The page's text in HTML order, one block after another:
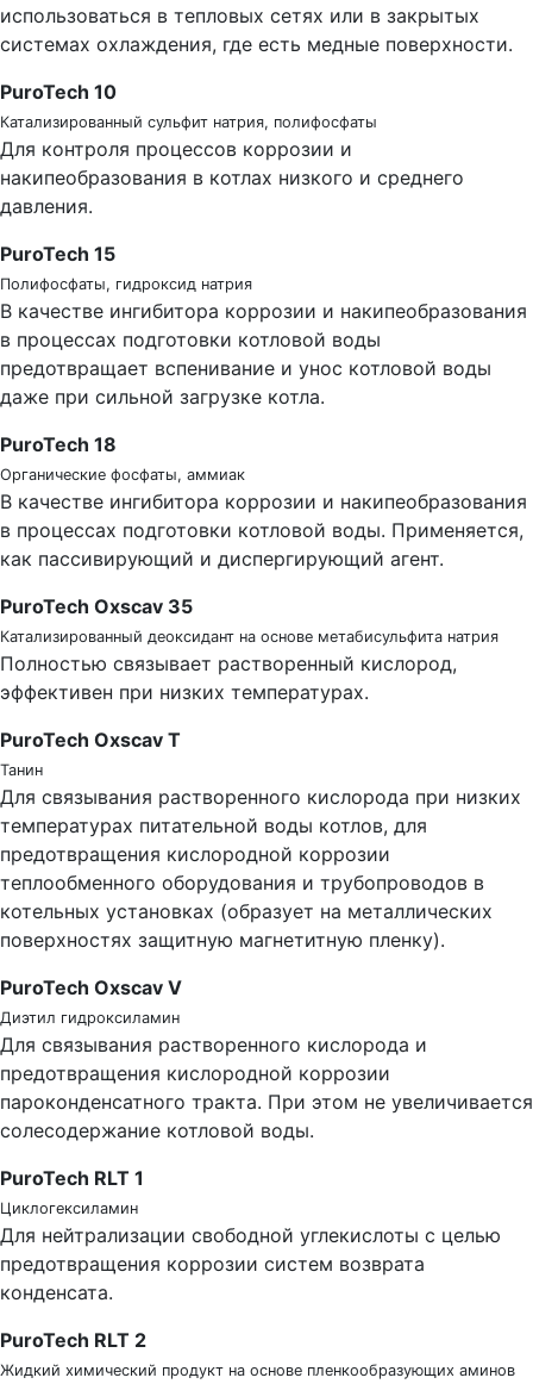
использоваться в тепловых сетях или в закрытых
системах охлаждения, где есть медные поверхности.
PuroTech 10
Катализированный сульфит натрия, полифосфаты
Для контроля процессов коррозии и
накипеобразования в котлах низкого и среднего
давления.
PuroTech 15
Полифосфаты, гидроксид натрия
В качестве ингибитора коррозии и накипеобразования
в процессах подготовки котловой воды
предотвращает вспенивание и унос котловой воды
даже при сильной загрузке котла.
PuroTech 18
Органические фосфаты, аммиак
В качестве ингибитора коррозии и накипеобразования
в процессах подготовки котловой воды. Применяется,
как пассивирующий и диспергирующий агент.
PuroTech Oxscav 35
Катализированный деоксидант на основе метабисульфита натрия
Полностью связывает растворенный кислород,
эффективен при низких температурах.
PuroTech Oxscav Т
Танин
Для связывания растворенного кислорода при низких
температурах питательной воды котлов, для
предотвращения кислородной коррозии
теплообменного оборудования и трубопроводов в
котельных установках (образует на металлических
поверхностях защитную магнетитную пленку).
PuroTech Oxscav V
Диэтил гидроксиламин
Для связывания растворенного кислорода и
предотвращения кислородной коррозии
пароконденсатного тракта. При этом не увеличивается
солесодержание котловой воды.
PuroTech RLT 1
Циклогексиламин
Для нейтрализации свободной углекислоты с целью
предотвращения коррозии систем возврата
конденсата.
PuroTech RLT 2
Жидкий химический продукт на основе пленкообразующих аминов